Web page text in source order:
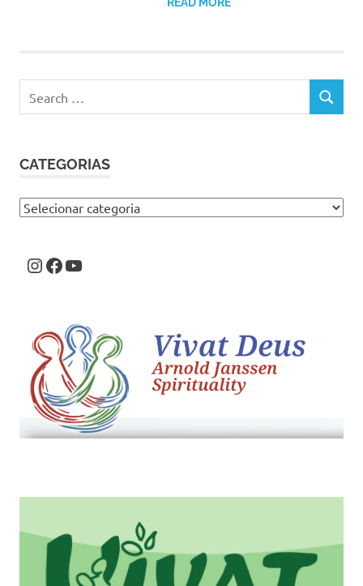
READ MORE
for:
SEARCH
CATEGORIAS
Categorias
Instagram
Facebook
Youtube